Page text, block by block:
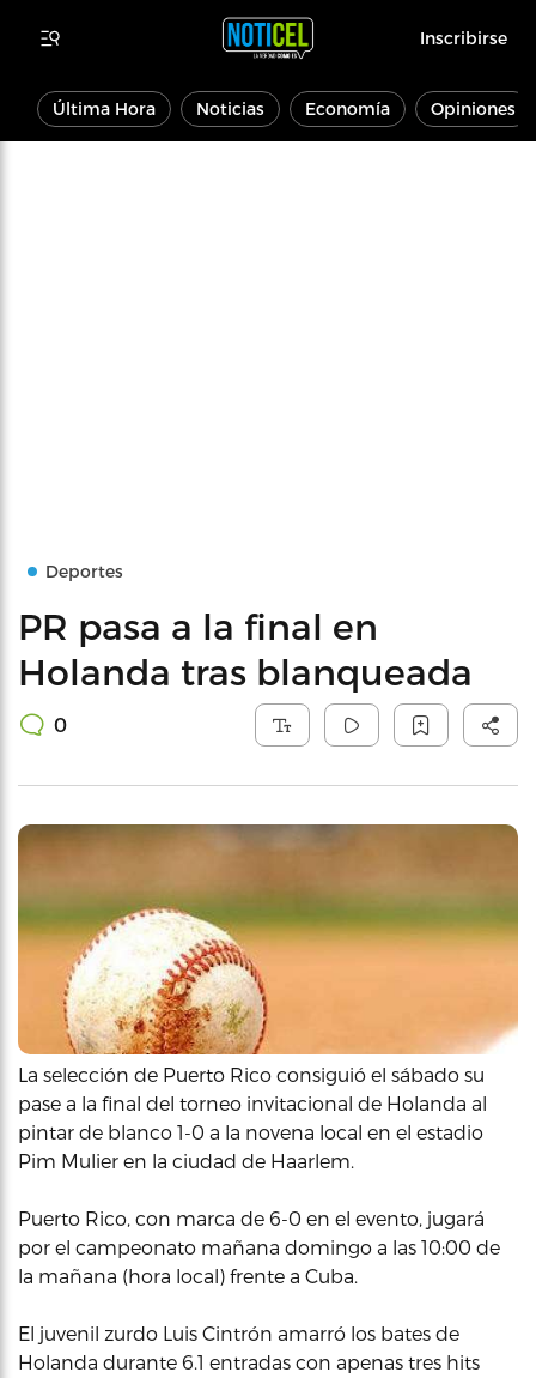
Inscribirse
Última Hora Noticias Economía Opiniones
Deportes
PR pasa a la final en
Holanda tras blanqueada
0
La selección de Puerto Rico consiguió el sábado su
pase a la final del torneo invitacional de Holanda al
pintar de blanco 1-0 a la novena local en el estadio
Pim Mulier en la ciudad de Haarlem.
Puerto Rico, con marca de 6-0 en el evento, jugará
por el campeonato mañana domingo a las 10:00 de
la mañana (hora local) frente a Cuba.
El juvenil zurdo Luis Cintrón amarró los bates de
Holanda durante 6.1 entradas con apenas tres hits